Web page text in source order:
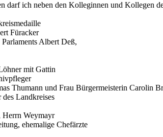
darf ich neben den Kolleginnen und Kollegen
Füracker
Albert Deß,
mit Gattin
Thumann und Frau Bürgermeisterin Carolin
Landkreises
Herrn Weymayr
ehemalige Chefärzte